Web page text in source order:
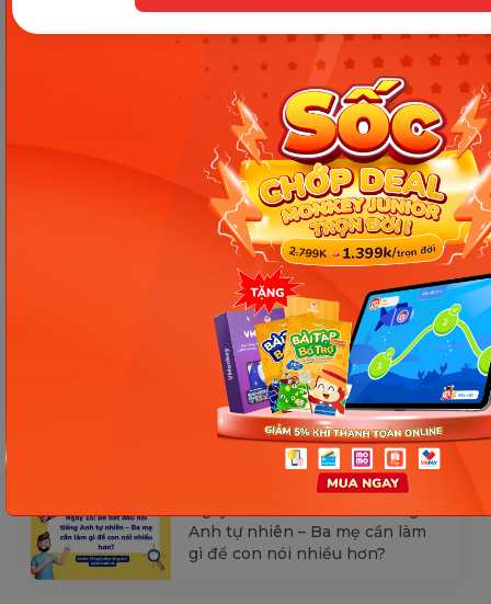
[Thảo luận] Cơn thịnh nộ (ăn
vạ) của trẻ | Kỷ luật tích cực #17
Ngày 18: Vì sao bé nhanh quên
từ tiếng Anh? Cách giúp con
nhớ lâu mà không cần học
nhiều
Ngày 17: Bé nhận diện từ nhanh
qua hình ảnh – Chìa khóa giúp
con hiểu ngay không cần dịch
Ngày 16: Tăng tốc độ phản xạ và
ghi nhớ tiếng Anh – Giúp bé
hiểu và nói nhanh hơn
Anh tự nhiên – Ba mẹ cần làm
gì để con nói nhiều hơn?